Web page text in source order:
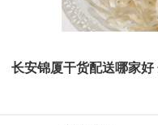
长安锦厦干货配送哪家